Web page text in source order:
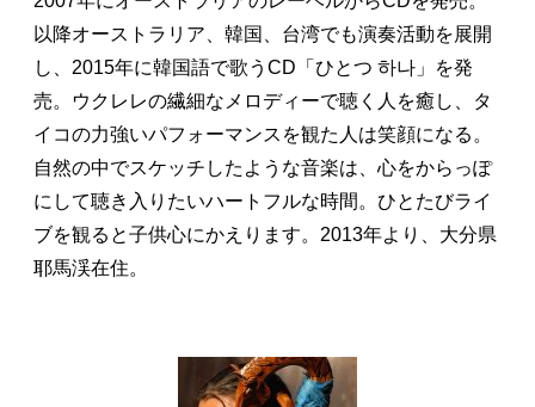
以降オーストラリア、韓国、台湾でも演奏活動を展開
し、2015年に韓国語で歌うCD「ひとつ 하나」を発
売。ウクレレの繊細なメロディーで聴く人を癒し、タ
イコの力強いパフォーマンスを観た人は笑顔になる。
自然の中でスケッチしたような音楽は、心をからっぽ
にして聴き入りたいハートフルな時間。ひとたびライ
ブを観ると子供心にかえります。2013年より、大分県
耶馬渓在住。